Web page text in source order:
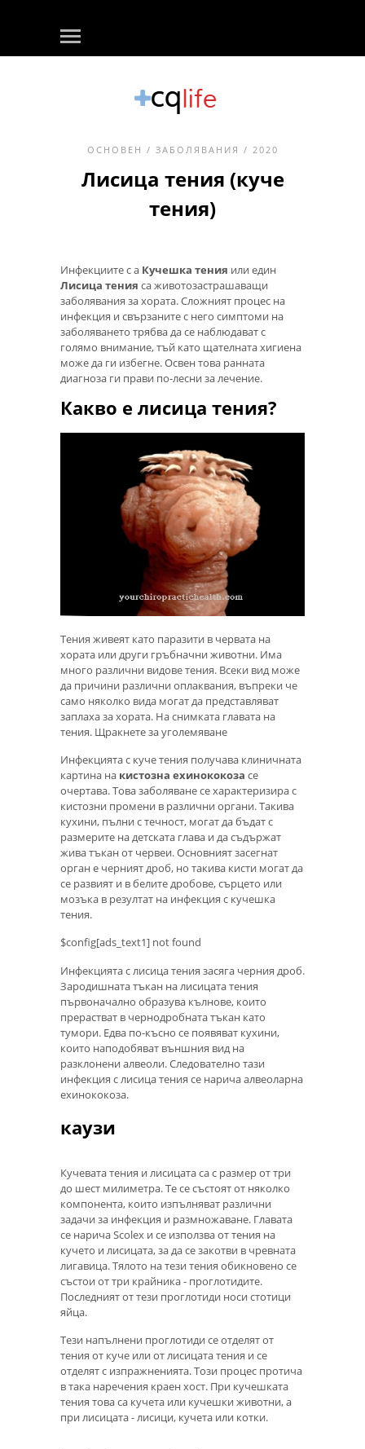
ОСНОВЕН / ЗАБОЛЯВАНИЯ / 2020
Лисица тения (куче
тения)
Инфекциите с a Кучешка тения или един
Лисица тения са животозастрашаващи
заболявания за хората. Сложният процес на
инфекция и свързаните с него симптоми на
заболяването трябва да се наблюдават с
голямо внимание, тъй като щателната хигиена
може да ги избегне. Освен това ранната
диагноза ги прави по-лесни за лечение.
Какво е лисица тения?
Тения живеят като паразити в червата на
хората или други гръбначни животни. Има
много различни видове тения. Всеки вид може
да причини различни оплаквания, въпреки че
само няколко вида могат да представляват
заплаха за хората. На снимката главата на
тения. Щракнете за уголемяване
Инфекцията с куче тения получава клиничната
картина на кистозна ехинококоза се
очертава. Това заболяване се характеризира с
кистозни промени в различни органи. Такива
кухини, пълни с течност, могат да бъдат с
размерите на детската глава и да съдържат
жива тъкан от червеи. Основният засегнат
орган е черният дроб, но такива кисти могат да
се развият и в белите дробове, сърцето или
мозъка в резултат на инфекция с кучешка
тения.
$config[ads_text1] not found
Инфекцията с лисица тения засяга черния дроб.
Зародишната тъкан на лисицата тения
първоначално образува кълнове, които
прерастват в чернодробната тъкан като
тумори. Едва по-късно се появяват кухини,
които наподобяват външния вид на
разклонени алвеоли. Следователно тази
инфекция с лисица тения се нарича алвеоларна
ехинококоза.
каузи
Кучевата тения и лисицата са с размер от три
до шест милиметра. Те се състоят от няколко
компонента, които изпълняват различни
задачи за инфекция и размножаване. Главата
се нарича Scolex и се използва от тения на
кучето и лисицата, за да се закотви в чревната
лигавица. Тялото на тези тения обикновено се
състои от три крайника - проглотидите.
Последният от тези проглотиди носи стотици
яйца.
Тези напълнени проглотиди се отделят от
тения от куче или от лисицата тения и се
отделят с изпражненията. Този процес протича
в така наречения краен хост. При кучешката
тения това са кучета или кучешки животни, а
при лисицата - лисици, кучета или котки.